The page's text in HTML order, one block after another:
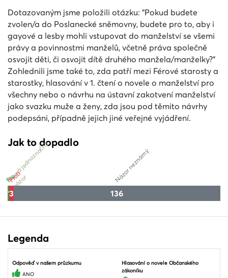
Dotazovaným jsme položili otázku: "Pokud budete
zvolen/a do Poslanecké sněmovny, budete pro to, aby i
gayové a lesby mohli vstupovat do manželství se všemi
právy a povinnostmi manželů, včetně práva společně
osvojit děti, či osvojit dítě druhého manžela/manželky?"
Zohlednili jsme také to, zda patří mezi Férové starosty a
starostky, hlasování v 1. čtení o novele o manželství pro
všechny nebo o návrhu na ústavní zakotvení manželství
jako svazku muže a ženy, zda jsou pod těmito návrhy
podepsáni, případně jejich jiné veřejné vyjádření.
Jak to dopadlo
1
Pro
0
N
e
m
á
j
e
d
n
o
z
n
a
č
n
ý
n
á
z
o
r
3
Proti
136
Názor neznámý
Legenda
Odpověď v našem průzkumu
ANO
Hlasování o novele Občanského
zákoníku